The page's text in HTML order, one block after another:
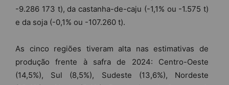
-9.286 173 t), da castanha-de-caju (-1,1% ou -1.575 t)
e da soja (-0,1% ou -107.260 t).
As cinco regiões tiveram alta nas estimativas de
produção frente à safra de 2024: Centro-Oeste
(14,5%), Sul (8,5%), Sudeste (13,6%), Nordeste